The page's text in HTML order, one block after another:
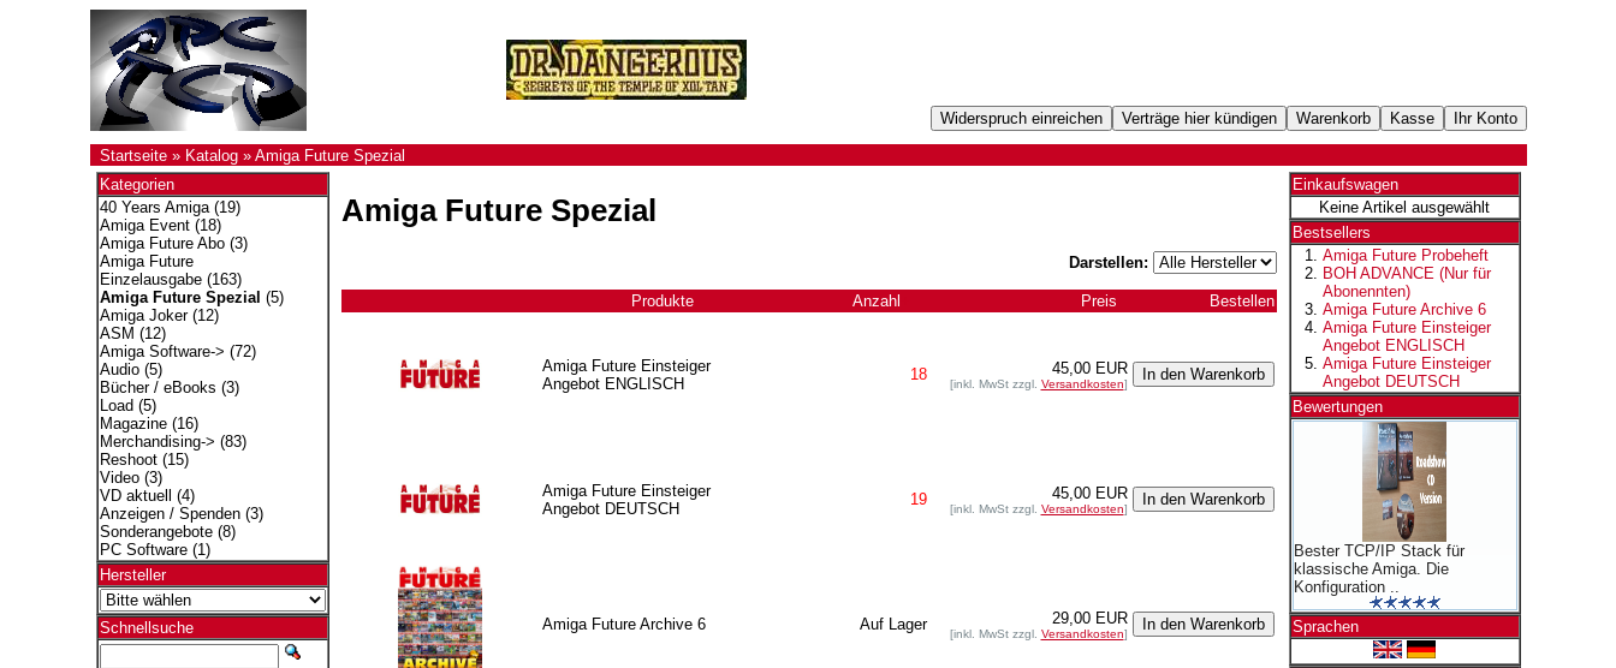
Startseite» Katalog» Amiga Future Spezial
Kategorien
40 Years Amiga(19)
Amiga Event(18)
Amiga Future Abo(3)
Amiga Future
Einzelausgabe(163)
Amiga Future Spezial (5)
Amiga Joker(12)
ASM (12)
Amiga Software-> (72)
Audio(5)
Bücher / eBooks (3)
Load (5)
Magazine(16)
Merchandising-> (83)
Reshoot(15)
Video(3)
VD aktuell
(4)
Anzeigen / Spenden(3)
Sonderangebote(8)
PC Software(1)
Hersteller
Schnellsuche
Amiga Future Spezial
Darstellen:
Produkte Anzahl Preis Bestellen
Amiga Future Einsteiger
Angebot ENGLISCH
18 45,00 EUR
[inkl. MwSt zzgl. Versandkosten]
Amiga Future Einsteiger
Angebot DEUTSCH
19 45,00 EUR
[inkl. MwSt zzgl. Versandkosten]
Amiga Future Archive 6 Auf Lager 29,00 EUR
[inkl. MwSt zzgl. Versandkosten]
Einkaufswagen
Keine Artikel ausgewählt
Bestsellers
Amiga Future Probeheft
BOH ADVANCE (Nur für
Abonennten)
Amiga Future Archive 6
Amiga Future Einsteiger
Angebot ENGLISCH
Amiga Future Einsteiger
Angebot DEUTSCH
Bewertungen
Bester TCP/IP Stack für
klassische Amiga. Die
Konfiguration ..
Sprachen